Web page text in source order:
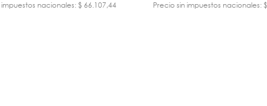
impuestos nacionales: $ 66.107,44 Precio sin impuestos nacionales: